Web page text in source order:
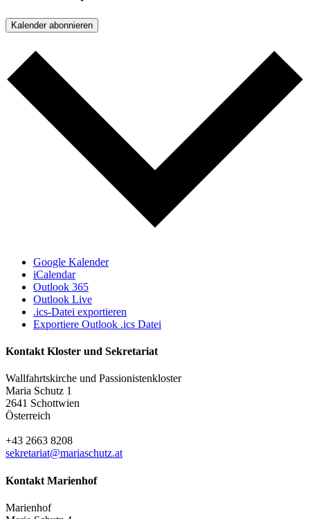
Kalender abonnieren
Google Kalender
iCalendar
Outlook 365
Outlook Live
.ics-Datei exportieren
Exportiere Outlook .ics Datei
Kontakt Kloster und Sekretariat
Wallfahrtskirche und Passionistenkloster
Maria Schutz 1
2641 Schottwien
Österreich
+43 2663 8208
sekretariat@mariaschutz.at
Kontakt Marienhof
Marienhof